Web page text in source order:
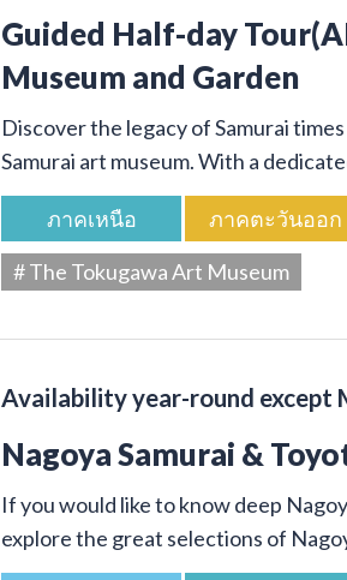
Guided Half-day
Museum and Garden
Discover the legacy of Samurai
Samurai art museum. With a
ภาคเหนือ ภาคตะวันออก
# The Tokugawa Art Museum
Availability year-round except
Nagoya Samurai &
If you would like to know deep
explore the great selections of